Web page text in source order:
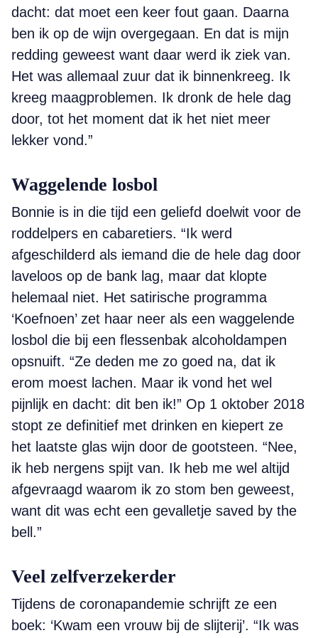
dacht: dat moet een keer fout gaan. Daarna
ben ik op de wijn overgegaan. En dat is mijn
redding geweest want daar werd ik ziek van.
Het was allemaal zuur dat ik binnenkreeg. Ik
kreeg maagproblemen. Ik dronk de hele dag
door, tot het moment dat ik het niet meer
lekker vond.”
Waggelende losbol
Bonnie is in die tijd een geliefd doelwit voor de
roddelpers en cabaretiers. “Ik werd
afgeschilderd als iemand die de hele dag door
laveloos op de bank lag, maar dat klopte
helemaal niet. Het satirische programma
‘Koefnoen’ zet haar neer als een waggelende
losbol die bij een flessenbak alcoholdampen
opsnuift. “Ze deden me zo goed na, dat ik
erom moest lachen. Maar ik vond het wel
pijnlijk en dacht: dit ben ik!” Op 1 oktober 2018
stopt ze definitief met drinken en kiepert ze
het laatste glas wijn door de gootsteen. “Nee,
ik heb nergens spijt van. Ik heb me wel altijd
afgevraagd waarom ik zo stom ben geweest,
want dit was echt een gevalletje saved by the
bell.”
Veel zelfverzekerder
Tijdens de coronapandemie schrijft ze een
boek: ‘Kwam een vrouw bij de slijterij’. “Ik was